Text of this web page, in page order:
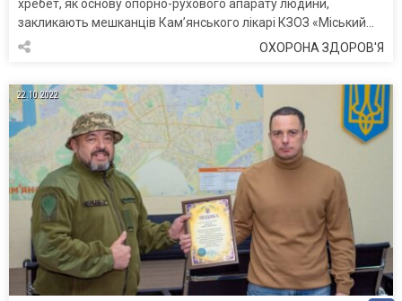
хребет, як основу опорно-рухового апарату людини,
закликають мешканців Кам’янського лікарі КЗОЗ «Міський…
ОХОРОНА ЗДОРОВ'Я
22.10.2022